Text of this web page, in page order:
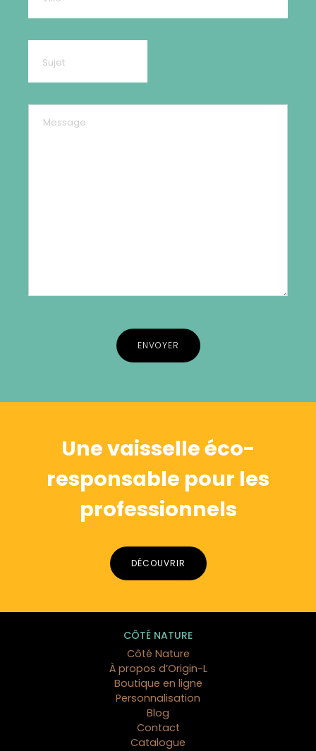
Une vaisselle éco-
responsable pour les
professionnels
DÉCOUVRIR
CÔTÉ NATURE
Côté Nature
À propos d’Origin-L
Boutique en ligne
Personnalisation
Blog
Contact
Catalogue